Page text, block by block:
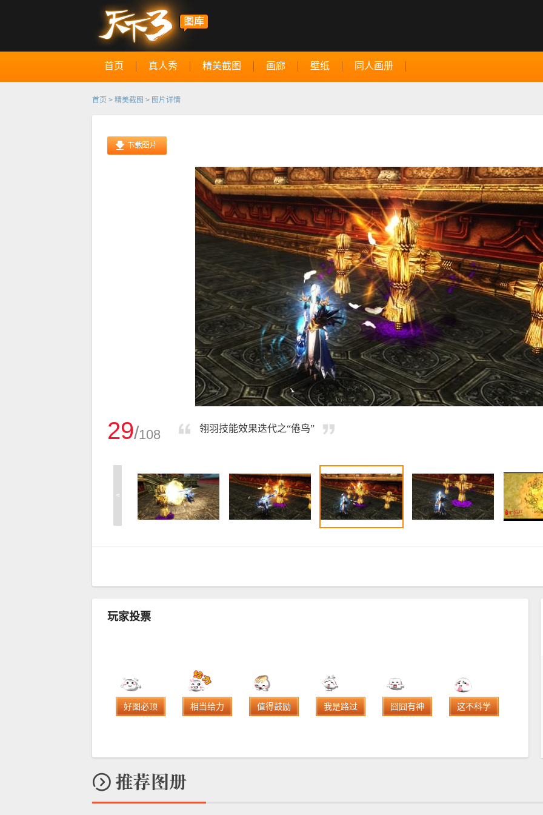
首页 真人秀 精美截图 画廊 壁纸 同人画册
首页 > 精美截图 > 图片详情
29/108 翎羽技能效果迭代之“倦鸟”
<
玩家投票
好图必顶 相当给力 值得鼓励 我是路过 囧囧有神 这不科学